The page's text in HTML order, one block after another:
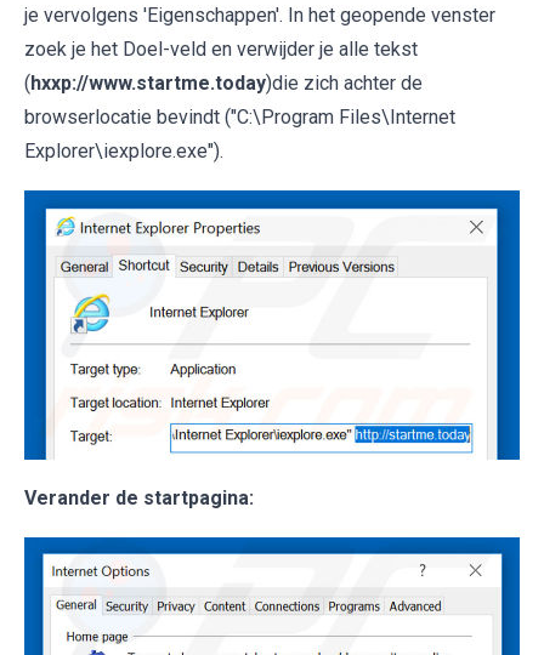
je vervolgens 'Eigenschappen'. In het geopende venster
zoek je het Doel-veld en verwijder je alle tekst
( hxxp://www.startme.today)die zich achter de
browserlocatie bevindt ("C:\Program Files\Internet
Explorer\iexplore.exe").
Verander de startpagina: